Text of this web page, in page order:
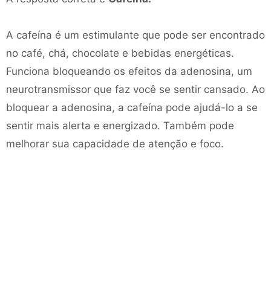
A cafeína é um estimulante que pode ser encontrado
no café, chá, chocolate e bebidas energéticas.
Funciona bloqueando os efeitos da adenosina, um
neurotransmissor que faz você se sentir cansado. Ao
bloquear a adenosina, a cafeína pode ajudá-lo a se
sentir mais alerta e energizado. Também pode
melhorar sua capacidade de atenção e foco.